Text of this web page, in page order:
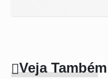
Veja Também